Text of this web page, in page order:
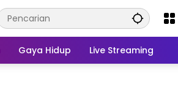
Gaya Hidup Live Streaming